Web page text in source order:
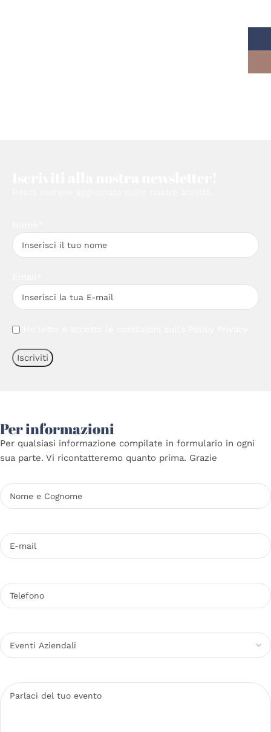
Per informazioni
Per qualsiasi informazione compilate in formulario in ogni
sua parte. Vi ricontatteremo quanto prima. Grazie